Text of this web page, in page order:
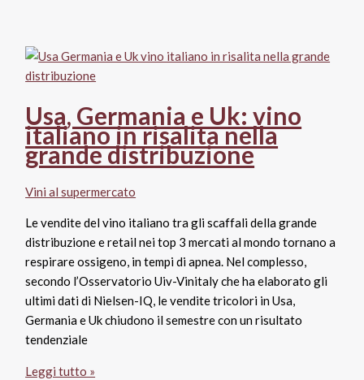
al
supermercato:
Stati
Uniti,
Germania
e
Regno
in
timida
ripresa
Usa, Germania e Uk: vino
italiano in risalita nella
grande distribuzione
Vini al supermercato
Le vendite del vino italiano tra gli scaffali della grande
distribuzione e retail nei top 3 mercati al mondo tornano a
respirare ossigeno, in tempi di apnea. Nel complesso,
secondo l’Osservatorio Uiv-Vinitaly che ha elaborato gli
ultimi dati di Nielsen-IQ, le vendite tricolori in Usa,
Germania e Uk chiudono il semestre con un risultato
tendenziale
Usa,
Leggi tutto »